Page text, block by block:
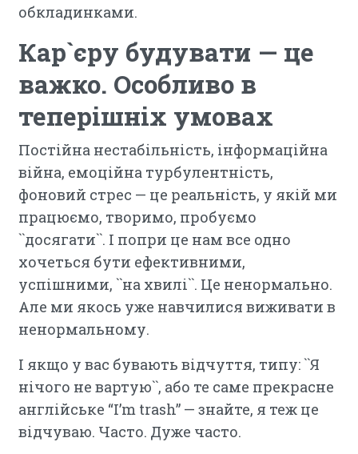
обкладинками.
Кар`єру будувати — це
важко. Особливо в
теперішніх умовах
Постійна нестабільність, інформаційна
війна, емоційна турбулентність,
фоновий стрес — це реальність, у якій ми
працюємо, творимо, пробуємо
``досягати``. І попри це нам все одно
хочеться бути ефективними,
успішними, ``на хвилі``. Це ненормально.
Але ми якось уже навчилися виживати в
ненормальному.
І якщо у вас бувають відчуття, типу: ``Я
нічого не вартую``, або те саме прекрасне
англійське “I’m trash” — знайте, я теж це
відчуваю. Часто. Дуже часто.